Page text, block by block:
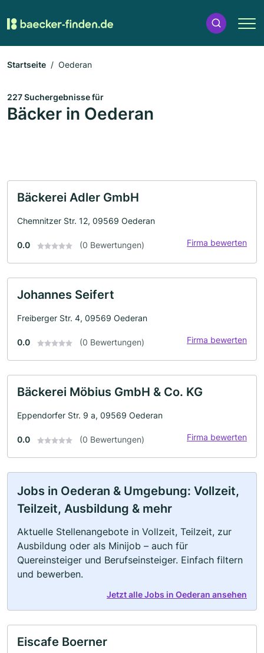
Startseite Oederan
227 Suchergebnisse für
Bäcker in Oederan
Bäckerei Adler GmbH
Chemnitzer Str. 12, 09569 Oederan
0.0 (0 Bewertungen) Firma bewerten
Johannes Seifert
Freiberger Str. 4, 09569 Oederan
0.0 (0 Bewertungen) Firma bewerten
Bäckerei Möbius GmbH & Co. KG
Eppendorfer Str. 9 a, 09569 Oederan
0.0 (0 Bewertungen) Firma bewerten
Jobs in Oederan & Umgebung: Vollzeit,
Teilzeit, Ausbildung & mehr
Aktuelle Stellenangebote in Vollzeit, Teilzeit, zur
Ausbildung oder als Minijob – auch für
Quereinsteiger und Berufseinsteiger. Einfach filtern
und bewerben.
Jetzt alle Jobs in Oederan ansehen
Eiscafe Boerner